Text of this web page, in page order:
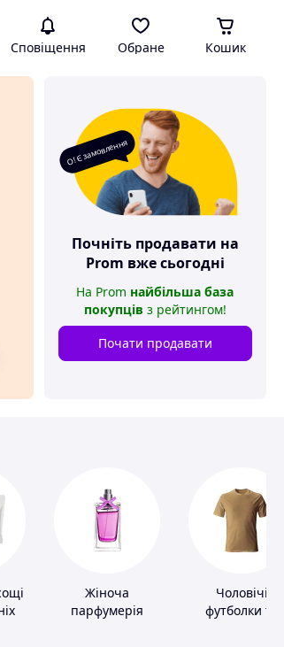
Сповіщення Обране Кошик
О! Є замовлення
Почніть продавати на
Prom вже сьогодні
На Prom найбільша база
покупців з рейтингом!
Почати продавати
Жіноча
парфумерія
Чоловічі
футболки та